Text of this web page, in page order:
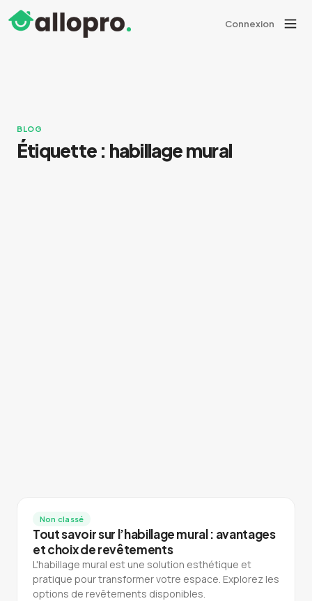
Connexion
BLOG
Étiquette : habillage mural
Non classé
Tout savoir sur l’habillage mural : avantages
et choix de revêtements
L'habillage mural est une solution esthétique et
pratique pour transformer votre espace. Explorez les
options de revêtements disponibles.